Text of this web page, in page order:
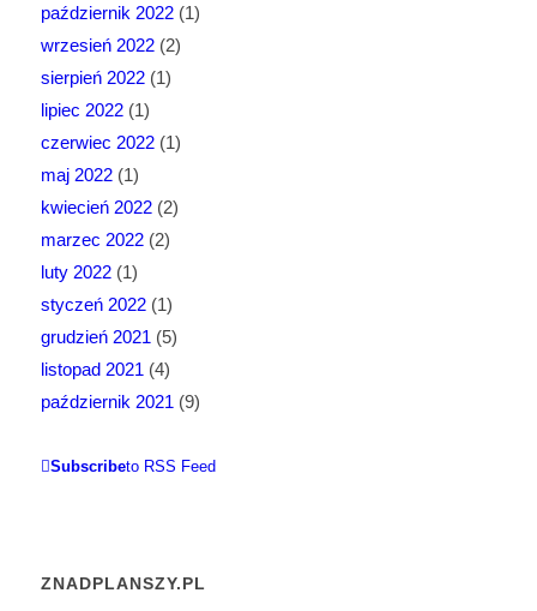
październik 2022(1)
wrzesień 2022(2)
sierpień 2022(1)
lipiec 2022(1)
czerwiec 2022(1)
maj 2022(1)
kwiecień 2022(2)
marzec 2022(2)
luty 2022(1)
styczeń 2022(1)
grudzień 2021 (5)
listopad 2021 (4)
październik 2021 (9)
Subscribeto RSS Feed
ZNADPLANSZY.PL